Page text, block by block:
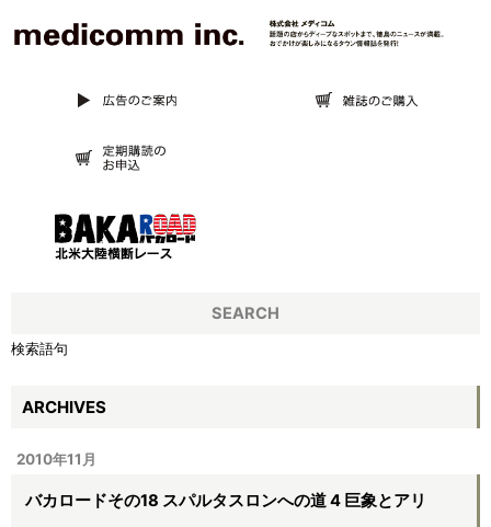
ARCHIVES
2010年11月
バカロードその18 スパルタスロンへの道 4 巨象とアリ
SEARCH
検索語句